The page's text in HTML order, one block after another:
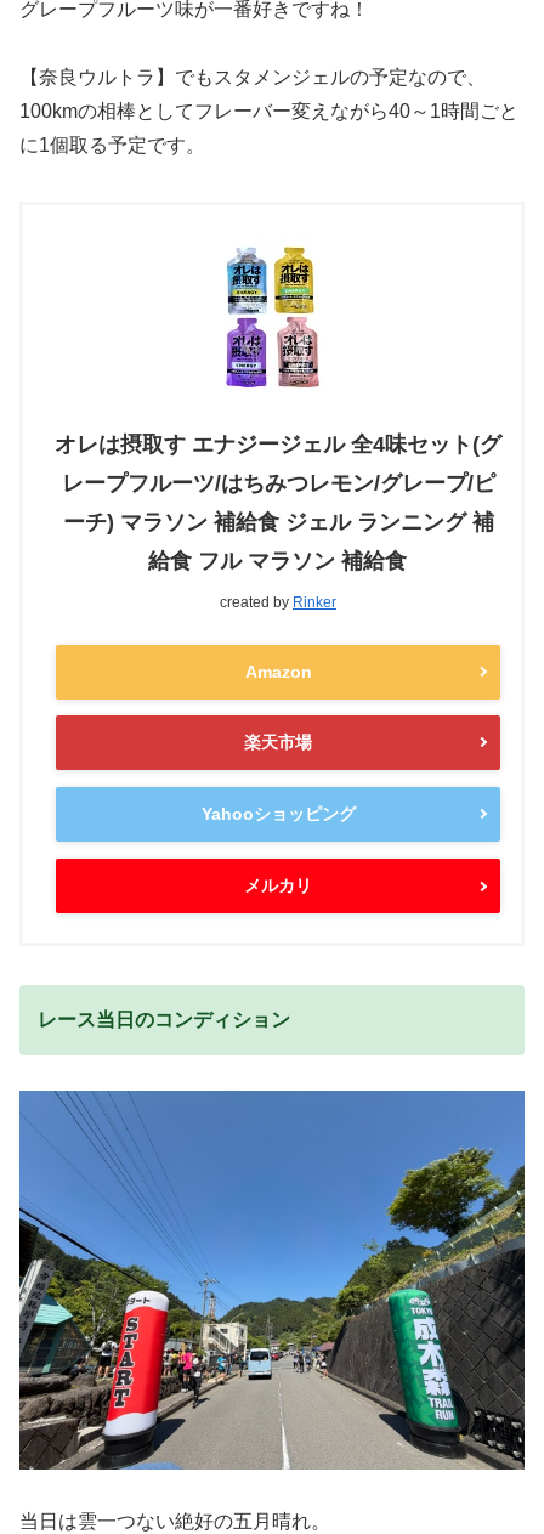
グレープフルーツ味が一番好きですね！
【奈良ウルトラ】でもスタメンジェルの予定なので、
100kmの相棒としてフレーバー変えながら40～1時間ごと
に1個取る予定です。
オレは摂取す エナジージェル 全4味セット(グ
レープフルーツ/はちみつレモン/グレープ/ピ
ーチ) マラソン 補給食 ジェル ランニング 補
給食 フル マラソン 補給食
created by Rinker
Amazon
楽天市場
Yahooショッピング
メルカリ
レース当日のコンディション
当日は雲一つない絶好の五月晴れ。